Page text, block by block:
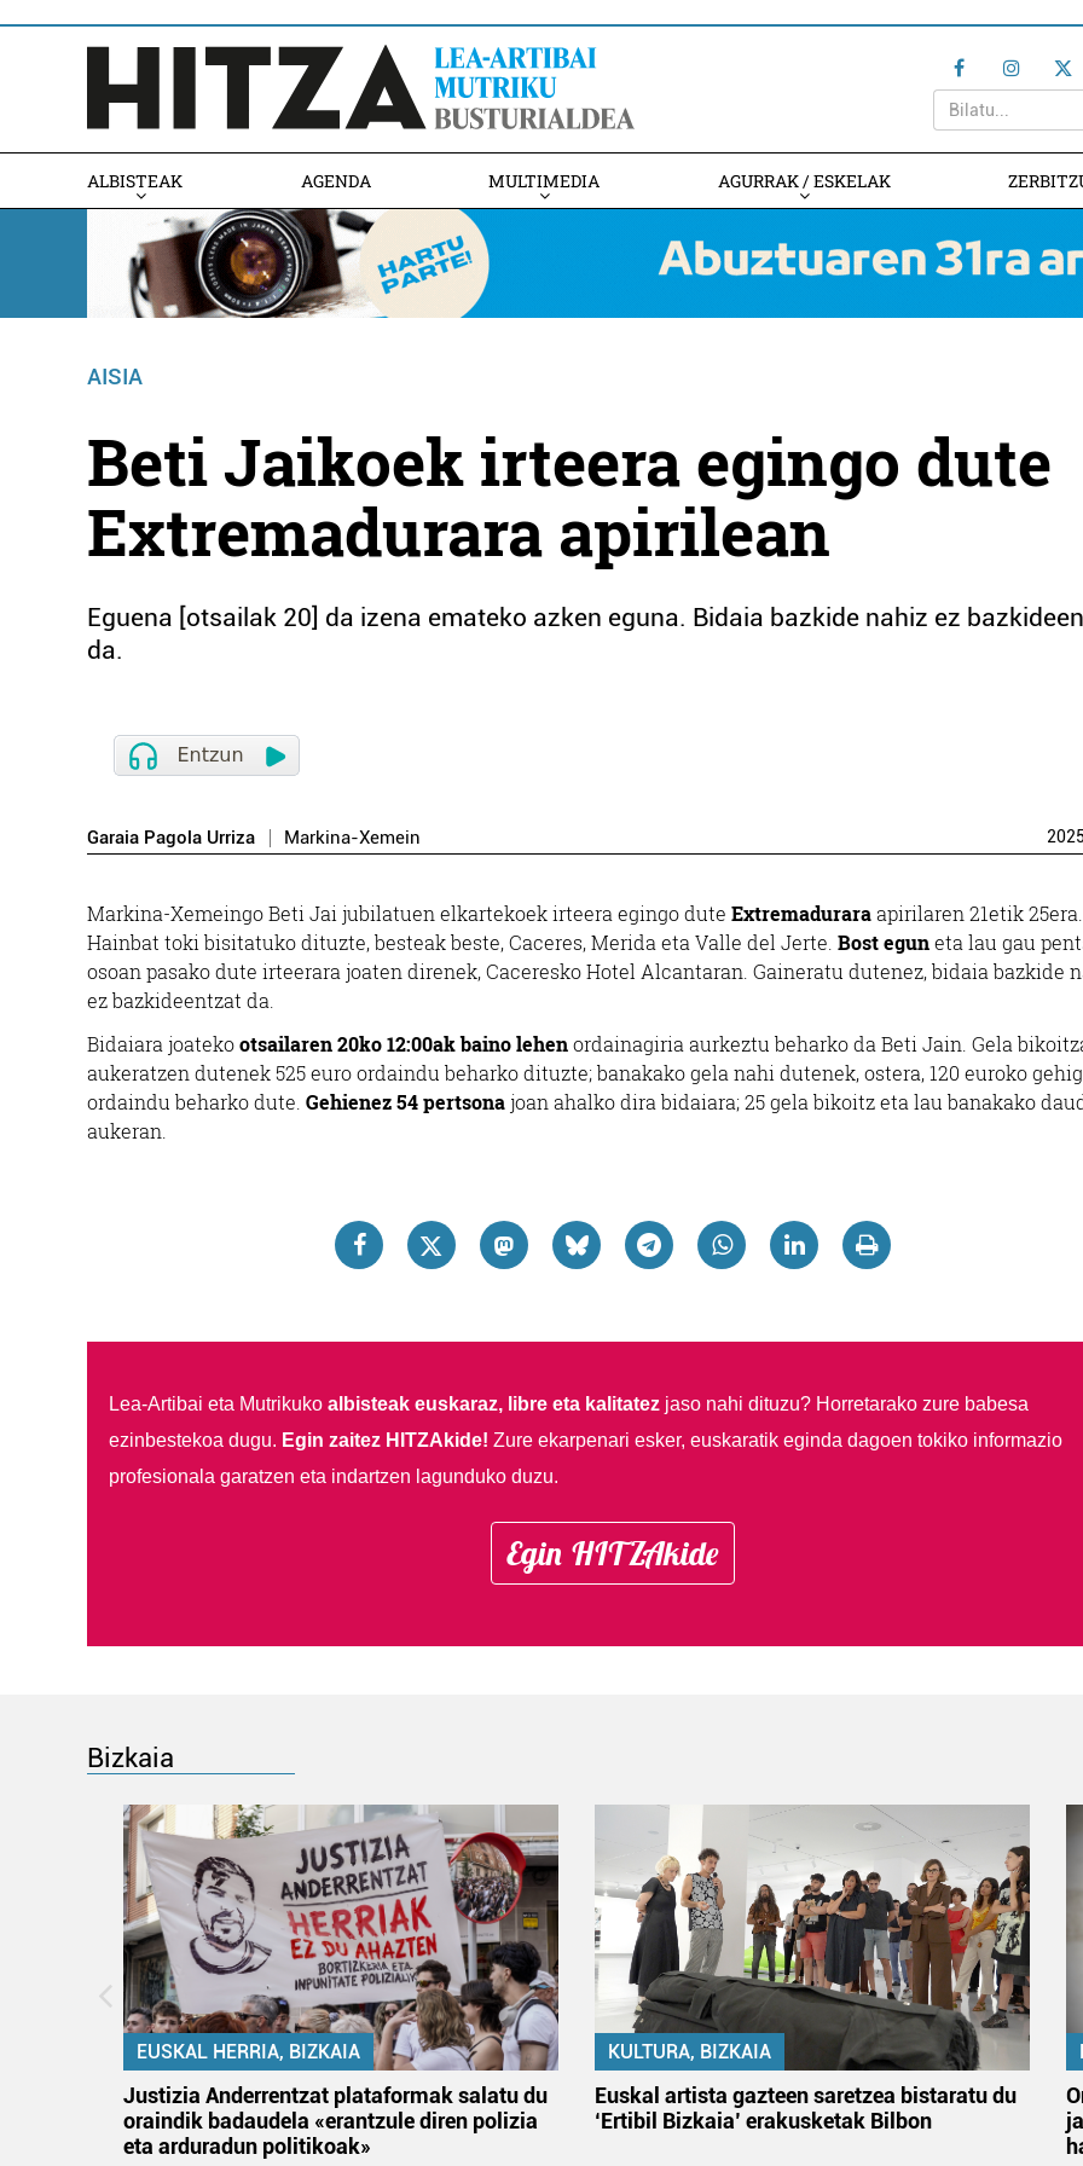
ALBISTEAK AGENDA MULTIMEDIA AGURRAK / ESKELAK
AISIA
Beti Jaikoek irteera egingo dute
Extremadurara apirilean
Eguena [otsailak 20] da izena emateko azken eguna. Bidaia bazkide nahiz ez
da.
Garaia Pagola Urriza Markina-Xemein
Markina-Xemeingo Beti Jai jubilatuen elkartekoek irteera egingo dute Extremaduraraapirilaren 21etik 25era.
Hainbat toki bisitatuko dituzte, besteak beste, Caceres, Merida eta Valle del Jerte. Bost eguneta lau gau
osoan pasako dute irteerara joaten direnek, Caceresko Hotel Alcantaran. Gaineratu dutenez, bidaia bazkide
ez bazkideentzat da.
Bidaiara joatekootsailaren 20ko 12:00ak baino lehenordainagiria aurkeztu beharko da Beti Jain. Gela
aukeratzen dutenek 525 euro ordaindu beharko dituzte; banakako gela nahi dutenek, ostera, 120 euroko
ordaindu beharko dute. Gehienez 54 pertsona joan ahalko dira bidaiara; 25 gela bikoitz eta lau banakako
aukeran.
Lea-Artibai eta Mutrikuko albisteak euskaraz, libre eta kalitatezjaso nahi dituzu? Horretarako zure babesa
ezinbestekoa dugu. Egin zaitez HITZAkide! Zure ekarpenari esker, euskaratik eginda dagoen tokiko informazio
profesionala garatzen eta indartzen lagunduko duzu.
Egin HITZAkide
Bizkaia
EUSKAL HERRIA, BIZKAIA
Justizia Anderrentzat plataformak salatu du
oraindik badaudela «erantzule diren polizia
eta arduradun politikoak»
KULTURA, BIZKAIA
Euskal artista gazteen saretzea bistaratu du
‘Ertibil Bizkaia’ erakusketak Bilbon